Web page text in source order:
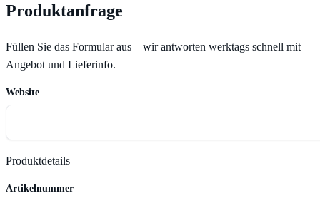
Produktanfrage
Füllen Sie das Formular aus – wir antworten werktags schnell mit
Angebot und Lieferinfo.
Website
Produktdetails
Artikelnummer